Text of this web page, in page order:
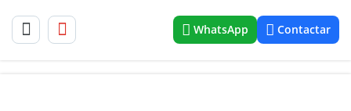
WhatsApp Contactar